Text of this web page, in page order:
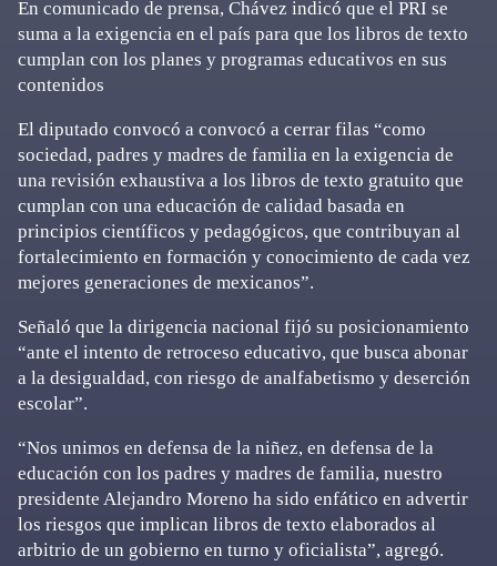
En comunicado de prensa, Chávez indicó que el PRI se
suma a la exigencia en el país para que los libros de texto
cumplan con los planes y programas educativos en sus
contenidos
El diputado convocó a convocó a cerrar filas “como
sociedad, padres y madres de familia en la exigencia de
una revisión exhaustiva a los libros de texto gratuito que
cumplan con una educación de calidad basada en
principios científicos y pedagógicos, que contribuyan al
fortalecimiento en formación y conocimiento de cada vez
mejores generaciones de mexicanos”.
Señaló que la dirigencia nacional fijó su posicionamiento
“ante el intento de retroceso educativo, que busca abonar
a la desigualdad, con riesgo de analfabetismo y deserción
escolar”.
“Nos unimos en defensa de la niñez, en defensa de la
educación con los padres y madres de familia, nuestro
presidente Alejandro Moreno ha sido enfático en advertir
los riesgos que implican libros de texto elaborados al
arbitrio de un gobierno en turno y oficialista”, agregó.